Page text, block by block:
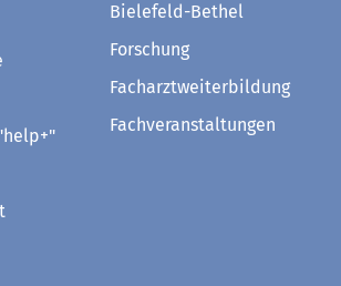
Bielefeld-Bethel
Forschung
Facharztweiterbildung
Fachveranstaltungen